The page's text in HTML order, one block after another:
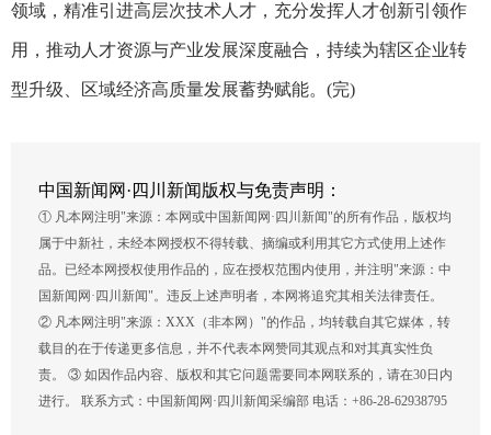
领域，精准引进高层次技术人才，充分发挥人才创新引领作
用，推动人才资源与产业发展深度融合，持续为辖区企业转
型升级、区域经济高质量发展蓄势赋能。(完)
中国新闻网·四川新闻版权与免责声明：
① 凡本网注明"来源：本网或中国新闻网·四川新闻"的所有作品，版权均
属于中新社，未经本网授权不得转载、摘编或利用其它方式使用上述作
品。已经本网授权使用作品的，应在授权范围内使用，并注明"来源：中
国新闻网·四川新闻"。违反上述声明者，本网将追究其相关法律责任。
② 凡本网注明"来源：XXX（非本网）"的作品，均转载自其它媒体，转
载目的在于传递更多信息，并不代表本网赞同其观点和对其真实性负
责。 ③ 如因作品内容、版权和其它问题需要同本网联系的，请在30日内
进行。 联系方式：中国新闻网·四川新闻采编部 电话：+86-28-62938795